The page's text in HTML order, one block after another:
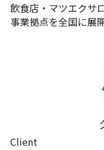
飲食店・マツエクサ
事業拠点を全国に展
Client